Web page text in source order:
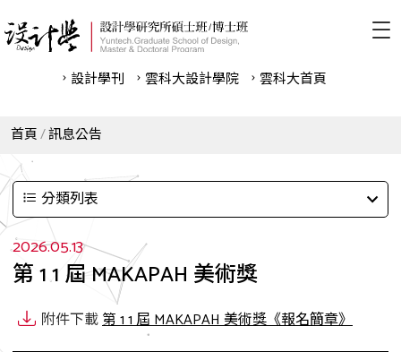
設計學刊 雲科⼤設計學院 雲科⼤首頁
首頁 訊息公告
分類列表
2026.05.13
第 1 1 屆 MAKAPAH 美術獎
附件下載第 1 1 屆 MAKAPAH 美術獎《報名簡章》